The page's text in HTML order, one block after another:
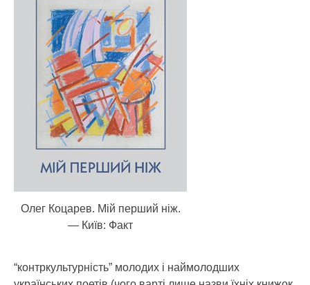
Олег Коцарев. Мій перший ніж.
— Київ: Факт
“контркультурність” молодих і наймолодших